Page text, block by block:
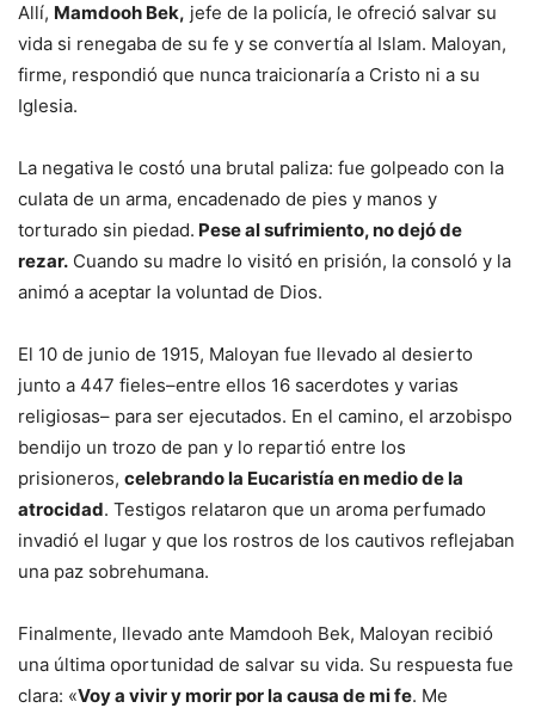
Allí, Mamdooh Bek, jefe de la policía, le ofreció salvar su
vida si renegaba de su fe y se convertía al Islam. Maloyan,
firme, respondió que nunca traicionaría a Cristo ni a su
Iglesia.
La negativa le costó una brutal paliza: fue golpeado con la
culata de un arma, encadenado de pies y manos y
torturado sin piedad. Pese al sufrimiento, no dejó de
rezar. Cuando su madre lo visitó en prisión, la consoló y la
animó a aceptar la voluntad de Dios.
El 10 de junio de 1915, Maloyan fue llevado al desierto
junto a 447 fieles–entre ellos 16 sacerdotes y varias
religiosas– para ser ejecutados. En el camino, el arzobispo
bendijo un trozo de pan y lo repartió entre los
prisioneros, celebrando la Eucaristía en medio de la
atrocidad. Testigos relataron que un aroma perfumado
invadió el lugar y que los rostros de los cautivos reflejaban
una paz sobrehumana.
Finalmente, llevado ante Mamdooh Bek, Maloyan recibió
una última oportunidad de salvar su vida. Su respuesta fue
clara: «Voy a vivir y morir por la causa de mi fe. Me